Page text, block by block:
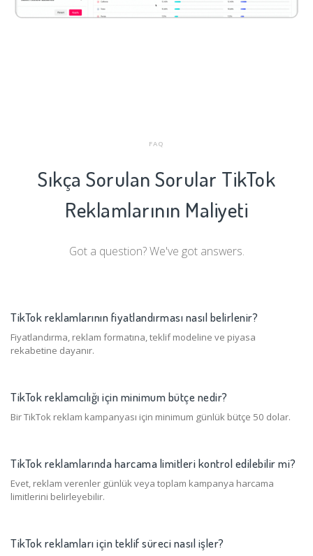
FAQ
Sıkça Sorulan Sorular TikTok
Reklamlarının Maliyeti
Got a question? We've got answers.
TikTok reklamlarının fiyatlandırması nasıl belirlenir?
Fiyatlandırma, reklam formatına, teklif modeline ve piyasa
rekabetine dayanır.
TikTok reklamcılığı için minimum bütçe nedir?
Bir TikTok reklam kampanyası için minimum günlük bütçe 50 dolar.
TikTok reklamlarında harcama limitleri kontrol edilebilir mi?
Evet, reklam verenler günlük veya toplam kampanya harcama
limitlerini belirleyebilir.
TikTok reklamları için teklif süreci nasıl işler?